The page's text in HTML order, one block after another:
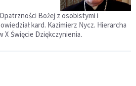
Bożej z osobistymi i
kard. Kazimierz Nycz. Hierarcha
X Święcie Dziękczynienia.